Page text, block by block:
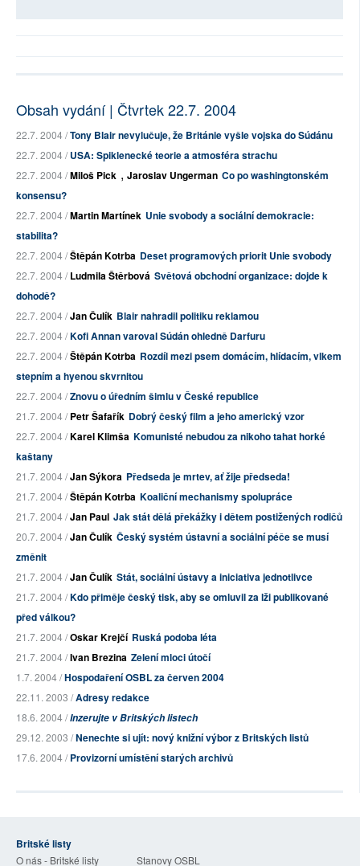
Obsah vydání | Čtvrtek 22.7. 2004
22.7. 2004 /Tony Blair nevylučuje, že Británie vyšle vojska do Súdánu
22.7. 2004 /USA: Spiklenecké teorie a atmosféra strachu
22.7. 2004 /Miloš Pick , Jaroslav Ungerman Co po washingtonském
konsensu?
22.7. 2004 /Martin Martínek Unie svobody a sociální demokracie:
stabilita?
22.7. 2004 /Štěpán Kotrba Deset programových priorit Unie svobody
22.7. 2004 /Ludmila Štěrbová Světová obchodní organizace: dojde k
dohodě?
22.7. 2004 /Jan Čulík Blair nahradil politiku reklamou
22.7. 2004 /Kofi Annan varoval Súdán ohledně Darfuru
22.7. 2004 /Štěpán Kotrba Rozdíl mezi psem domácím, hlídacím, vlkem
stepním a hyenou skvrnitou
22.7. 2004 /Znovu o úředním šimlu v České republice
21.7. 2004 /Petr Šafařík Dobrý český film a jeho americký vzor
22.7. 2004 /Karel Klimša Komunisté nebudou za nikoho tahat horké
kaštany
21.7. 2004 /Jan Sýkora Předseda je mrtev, ať žije předseda!
21.7. 2004 /Štěpán Kotrba Koaliční mechanismy spolupráce
21.7. 2004 /Jan Paul Jak stát dělá překážky i dětem postižených rodičů
20.7. 2004 /Jan Čulík Český systém ústavní a sociální péče se musí
změnit
21.7. 2004 /Jan Čulík Stát, sociální ústavy a iniciativa jednotlivce
21.7. 2004 /Kdo přiměje český tisk, aby se omluvil za lži publikované
před válkou?
21.7. 2004 /Oskar Krejčí Ruská podoba léta
21.7. 2004 /Ivan Brezina Zelení mloci útočí
1.7. 2004 /Hospodaření OSBL za červen 2004
22.11. 2003 /Adresy redakce
18.6. 2004 /Inzerujte v Britských listech
29.12. 2003 /Nenechte si ujít: nový knižní výbor z Britských listů
17.6. 2004 /Provizorní umístění starých archivů
Britské listy
O nás - Britské listy Stanovy OSBL